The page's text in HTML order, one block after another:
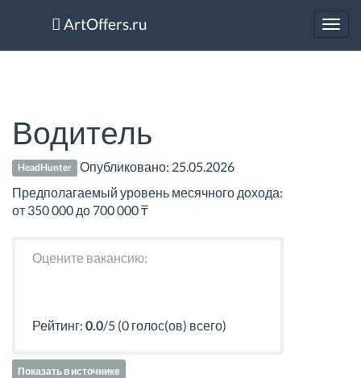
ArtOffers.ru
Водитель
HeadHunter Опубликовано: 25.05.2026
Предполагаемый уровень месячного дохода:
от 350 000 до 700 000 ₸
Оцените вакансию:
Рейтинг: 0.0/5 (0 голос(ов) всего)
Показать в источнике